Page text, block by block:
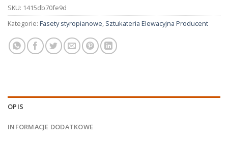
SKU: 1415db70fe9d
Kategorie: Fasety styropianowe, Sztukateria Elewacyjna Producent
OPIS
INFORMACJE DODATKOWE